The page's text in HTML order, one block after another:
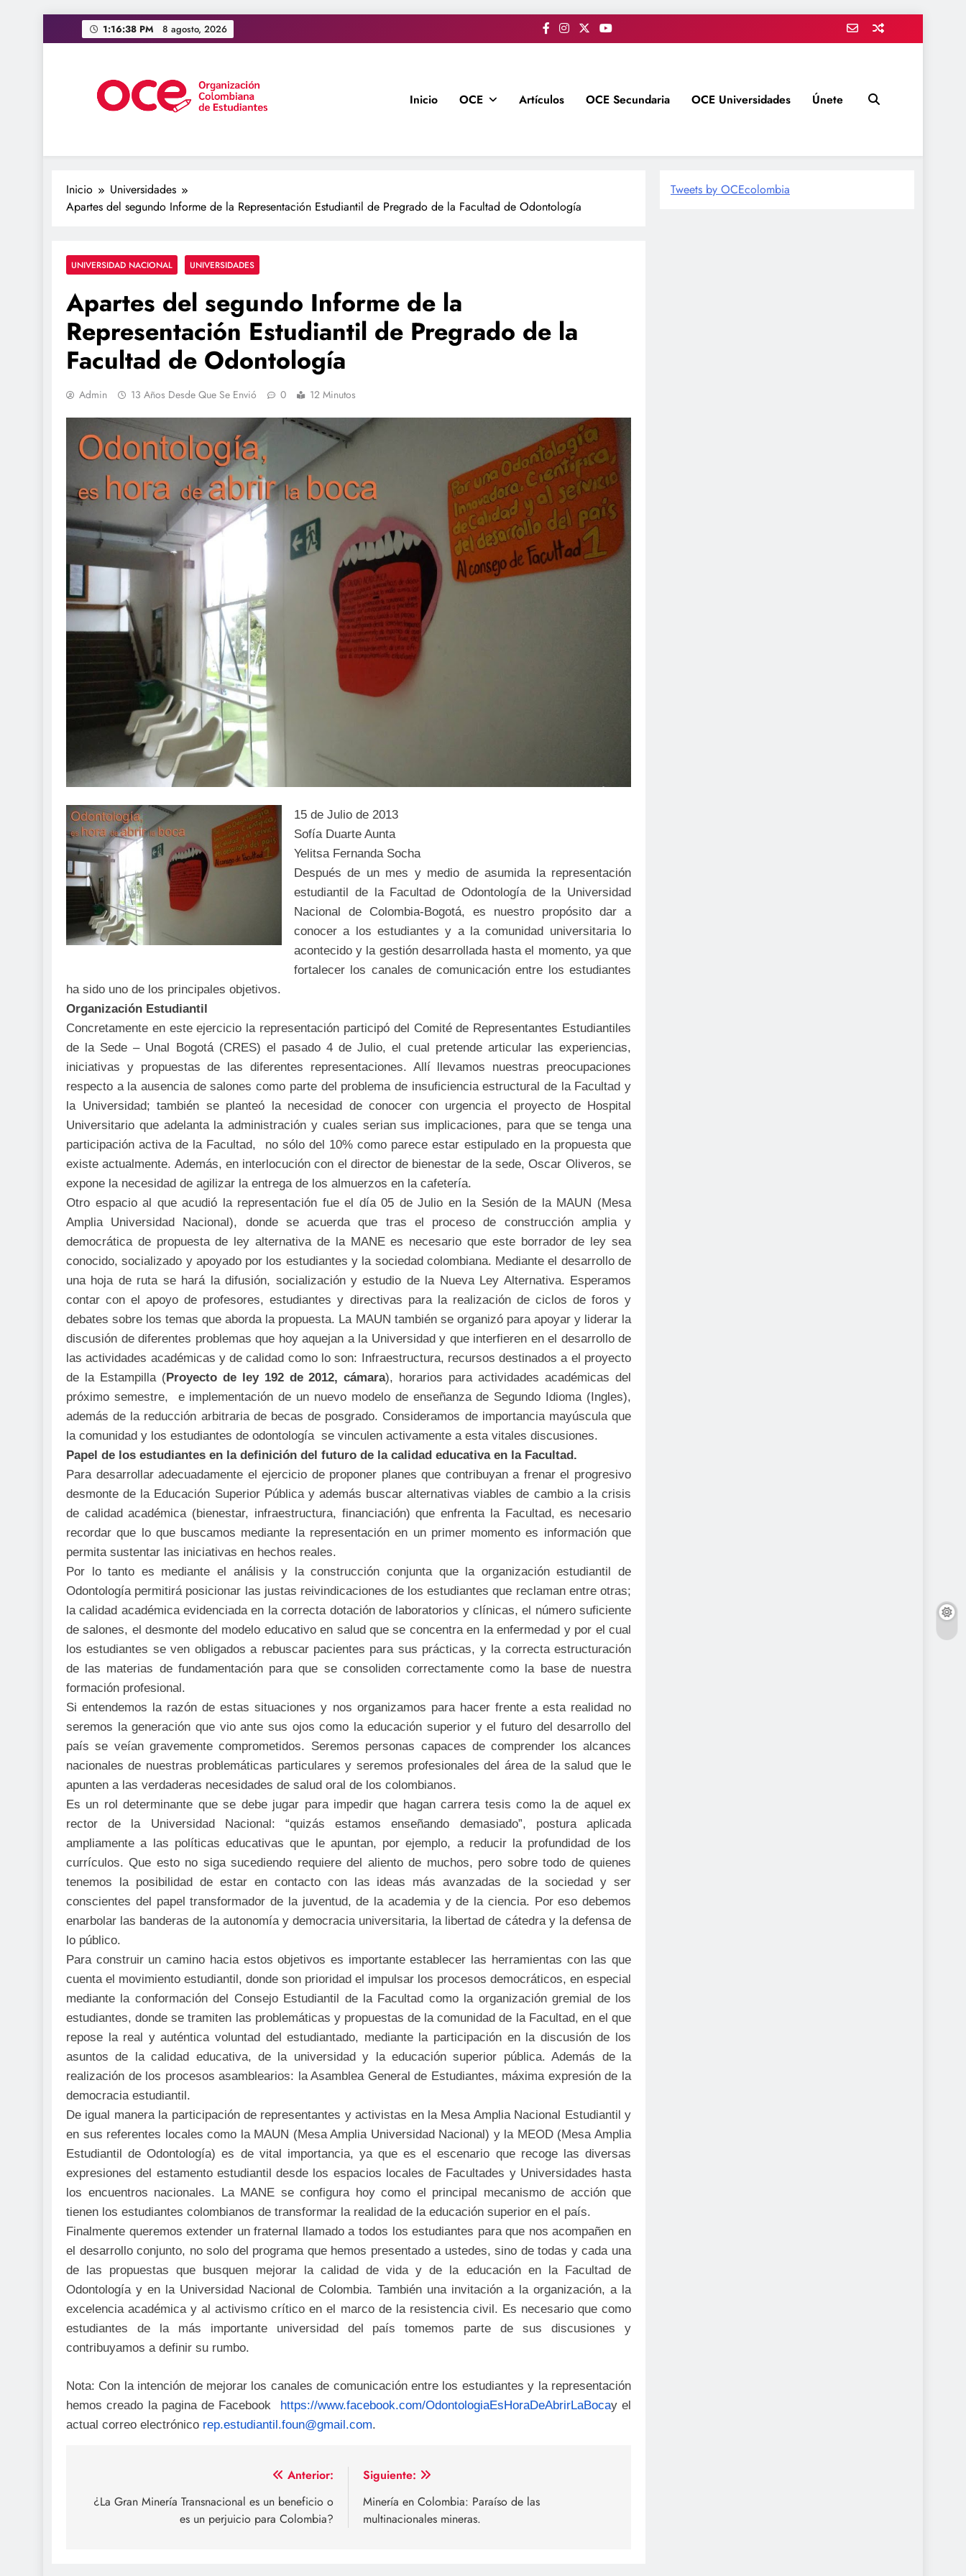
al
1:16:39 PM 8 agosto, 2026
OCE Colombia
Inicio OCE Artículos OCE Secundaria OCE Universidades Únete
Inicio
Universidades
Apartes del segundo Informe de la Representación Estudiantil de Pregrado de la Facultad de Odontología
UNIVERSIDAD NACIONAL UNIVERSIDADES
Apartes del segundo Informe de la
Representación Estudiantil de Pregrado de la
Facultad de Odontología
Admin 13 Años Desde Que Se Envió 0 12 Minutos
15 de Julio de 2013
Sofía Duarte Aunta
Yelitsa Fernanda Socha
Después de un mes y medio de asumida la representación
estudiantil de la Facultad de Odontología de la Universidad
Nacional de Colombia-Bogotá, es nuestro propósito dar a
conocer a los estudiantes y a la comunidad universitaria lo
acontecido y la gestión desarrollada hasta el momento, ya que
fortalecer los canales de comunicación entre los estudiantes
ha sido uno de los principales objetivos.
Organización Estudiantil
Concretamente en este ejercicio la representación participó del Comité de Representantes Estudiantiles
de la Sede – Unal Bogotá (CRES) el pasado 4 de Julio, el cual pretende articular las experiencias,
iniciativas y propuestas de las diferentes representaciones. Allí llevamos nuestras preocupaciones
respecto a la ausencia de salones como parte del problema de insuficiencia estructural de la Facultad y
la Universidad; también se planteó la necesidad de conocer con urgencia el proyecto de Hospital
Universitario que adelanta la administración y cuales serian sus implicaciones, para que se tenga una
participación activa de la Facultad, no sólo del 10% como parece estar estipulado en la propuesta que
existe actualmente. Además, en interlocución con el director de bienestar de la sede, Oscar Oliveros, se
expone la necesidad de agilizar la entrega de los almuerzos en la cafetería.
Otro espacio al que acudió la representación fue el día 05 de Julio en la Sesión de la MAUN (Mesa
Amplia Universidad Nacional), donde se acuerda que tras el proceso de construcción amplia y
democrática de propuesta de ley alternativa de la MANE es necesario que este borrador de ley sea
conocido, socializado y apoyado por los estudiantes y la sociedad colombiana. Medianteel desarrollo de
una hoja de ruta se hará la difusión, socialización y estudio de la Nueva Ley Alternativa. Esperamos
contar con el apoyo de profesores, estudiantes y directivas para la realización de ciclos de foros y
debates sobre los temas que aborda la propuesta. La MAUN también se organizó para apoyar y liderar la
discusión de diferentes problemas que hoy aquejan a la Universidad y que interfieren en el desarrollo de
las actividades académicas y de calidad como lo son: Infraestructura, recursos destinados a el proyecto
de la Estampilla (Proyecto de ley 192 de 2012, cámara), horarios para actividades académicas del
próximo semestre, e implementación de un nuevo modelo de enseñanza de Segundo Idioma (Ingles),
además de la reducción arbitraria de becas de posgrado. Consideramos de importancia mayúscula que
la comunidad y los estudiantes de odontología se vinculen activamente a esta vitales discusiones.
Papel de los estudiantes en la definición del futuro de la calidad educativa en la Facultad.
Para desarrollar adecuadamente el ejercicio de proponer planes que contribuyan a frenar el progresivo
desmonte de la Educación Superior Pública y además buscar alternativas viables de cambio a la crisis
de calidad académica (bienestar, infraestructura, financiación) que enfrenta la Facultad,es necesario
recordar que lo que buscamos mediante la representación en un primer momento es información que
permita sustentar las iniciativas en hechos reales.
Por lo tanto es mediante el análisis y la construcción conjunta que la organización estudiantil de
Odontología permitirá posicionar las justas reivindicaciones de los estudiantes que reclaman entre otras;
la calidad académica evidenciada en la correcta dotación de laboratorios y clínicas, el número suficiente
de salones, el desmonte del modelo educativo en salud que se concentra en la enfermedad y por el cual
los estudiantes se ven obligados a rebuscar pacientes para sus prácticas, y la correcta estructuración
de las materias de fundamentación para que se consoliden correctamente como la base de nuestra
formación profesional.
Si entendemos la razón de estas situaciones y nos organizamos para hacer frente a esta realidad no
seremos la generación que vio ante sus ojos como la educación superior y el futuro del desarrollo del
país se veían gravemente comprometidos. Seremos personas capaces de comprender los alcances
nacionales de nuestras problemáticas particulares y seremos profesionales del área de la salud que le
apunten a las verdaderas necesidades de salud oral de los colombianos.
Es un rol determinante que se debe jugar para impedir que hagan carrera tesis como la de aquel ex
rector de la Universidad Nacional: “quizás estamos enseñando demasiado”, postura aplicada
ampliamente a las políticas educativas que le apuntan, por ejemplo, a reducir la profundidad de los
currículos. Que esto no siga sucediendo requiere del aliento de muchos, pero sobre todo de quienes
tenemos la posibilidad de estar en contacto con las ideas más avanzadas de la sociedad y ser
conscientes del papel transformador de la juventud, de la academia y de la ciencia. Por eso debemos
enarbolar las banderas de la autonomía y democracia universitaria, la libertad de cátedra y la defensa de
lo público.
Para construir un camino hacia estos objetivos es importante establecer las herramientas con las que
cuenta el movimiento estudiantil, donde son prioridad el impulsar los procesos democráticos, en especial
mediante la conformación del Consejo Estudiantil de la Facultad como la organización gremial de los
estudiantes, donde se tramiten las problemáticas y propuestas de la comunidad de la Facultad, en el que
repose la real y auténtica voluntad del estudiantado, mediante la participación en la discusión de los
asuntos de la calidad educativa, de la universidad y la educación superior pública. Además de la
realización de los procesos asamblearios: la Asamblea General de Estudiantes, máxima expresión de la
democracia estudiantil.
De igual manera la participación de representantes y activistas en la Mesa Amplia Nacional Estudiantil y
en sus referentes locales como la MAUN (Mesa Amplia Universidad Nacional) y la MEOD (Mesa Amplia
Estudiantil de Odontología) es de vital importancia, ya que es el escenario que recoge las diversas
expresiones del estamento estudiantil desde los espacios locales de Facultades y Universidades hasta
los encuentros nacionales. La MANE se configura hoy como el principal mecanismo de acción que
tienen los estudiantes colombianos de transformar la realidad de la educación superior en el país.
Finalmente queremos extender un fraternal llamado a todos los estudiantes para que nos acompañen en
el desarrollo conjunto, no solo del programa que hemos presentado a ustedes, sino de todas y cada una
de las propuestas que busquen mejorar la calidad de vida y de la educación en la Facultad de
Odontología y en la Universidad Nacional de Colombia. También una invitación a la organización, a la
excelencia académica y al activismo crítico en el marco de la resistencia civil. Es necesario que como
estudiantes de la más importante universidad del país tomemos parte de sus discusiones y
contribuyamos a definir su rumbo.
Nota: Con la intención de mejorar los canales de comunicación entre los estudiantes y la representación
hemos creado la pagina de Facebook https://www.facebook.com/OdontologiaEsHoraDeAbrirLaBocay el
actual correo electrónico rep.estudiantil.foun@gmail.com.
de
Anterior:
¿La Gran Minería Transnacional es un beneficio o
es un perjuicio para Colombia?
Siguiente:
Minería en Colombia: Paraíso de las
multinacionales mineras.
Tweets by OCEcolombia